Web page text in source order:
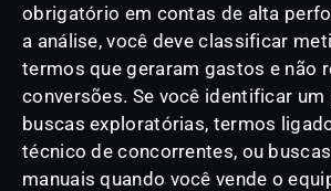
obrigatório em contas de alta
a análise, você deve classificar
termos que geraram gastos e não
conversões. Se você identificar um
buscas exploratórias, termos
técnico de concorrentes, ou
manuais quando você vende o